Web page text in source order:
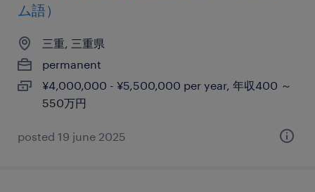
ム語）
三重, 三重県
permanent
¥4,000,000 - ¥5,500,000 per year, 年収400 ～
550万円
posted 19 june 2025